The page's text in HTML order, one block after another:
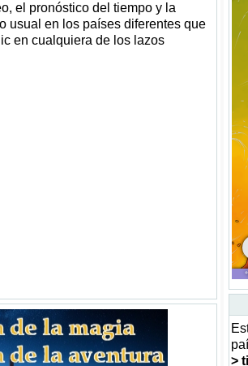
el pronóstico del tiempo y la
usual en los países diferentes que
en cualquiera de los lazos
>